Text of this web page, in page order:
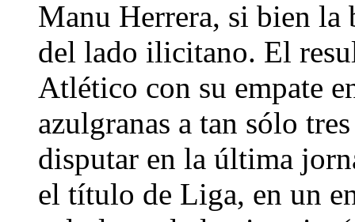
Manu Herrera, si bien la
del lado ilicitano. El
Atlético con su empate
azulgranas a tan sólo
disputar en la última
el título de Liga, en un